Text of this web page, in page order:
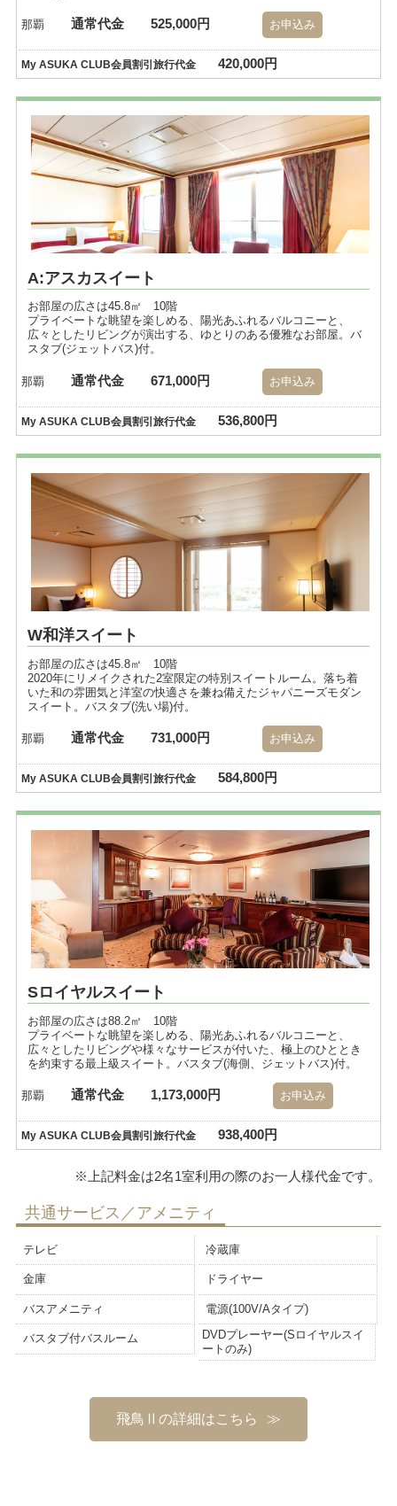
那覇 通常代金 525,000円 お申込み
My ASUKA CLUB会員割引旅行代金 420,000円
A:アスカスイート
お部屋の広さは45.8㎡ 10階
プライベートな眺望を楽しめる、陽光あふれるバルコニーと、
広々としたリビングが演出する、ゆとりのある優雅なお部屋。バ
スタブ(ジェットバス)付。
那覇 通常代金 671,000円 お申込み
My ASUKA CLUB会員割引旅行代金 536,800円
W和洋スイート
お部屋の広さは45.8㎡ 10階
2020年にリメイクされた2室限定の特別スイートルーム。落ち着
いた和の雰囲気と洋室の快適さを兼ね備えたジャパニーズモダン
スイート。バスタブ(洗い場)付。
那覇 通常代金 731,000円 お申込み
My ASUKA CLUB会員割引旅行代金 584,800円
Sロイヤルスイート
お部屋の広さは88.2㎡ 10階
プライベートな眺望を楽しめる、陽光あふれるバルコニーと、
広々としたリビングや様々なサービスが付いた、極上のひととき
を約束する最上級スイート。バスタブ(海側、ジェットバス)付。
那覇 通常代金 1,173,000円 お申込み
My ASUKA CLUB会員割引旅行代金 938,400円
共通サービス／アメニティ
テレビ 冷蔵庫
金庫 ドライヤー
バスアメニティ 電源(100V/Aタイプ)
バスタブ付バスルーム
DVDプレーヤー(Sロイヤルスイ
ートのみ)
飛鳥Ⅱの詳細はこちら